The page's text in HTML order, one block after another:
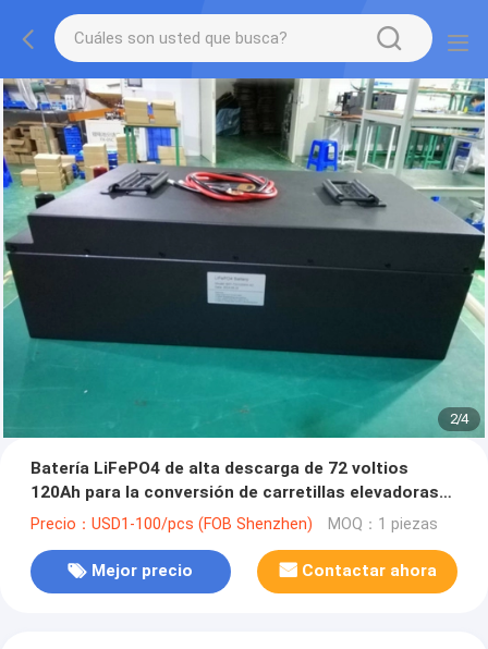
2/4
Batería LiFePO4 de alta descarga de 72 voltios
120Ah para la conversión de carretillas elevadoras
eléctricas
Precio：USD1-100/pcs (FOB Shenzhen) MOQ：1 piezas
Mejor precio Contactar ahora